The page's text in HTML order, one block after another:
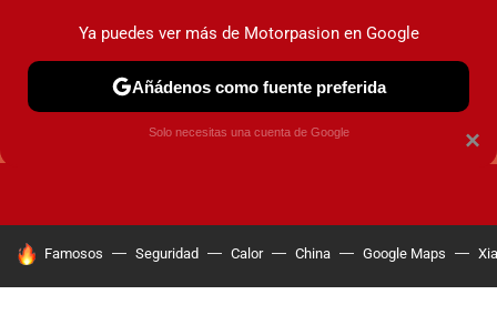
GUÍAS DE COMPRA OFERTAS DE COCHES CONSEJOS
HOY SE HABLA DE
Famosos Seguridad Calor China Google Maps
×
Ya puedes ver más de Motorpasion en Google
Añádenos como fuente preferida
Solo necesitas una cuenta de Google